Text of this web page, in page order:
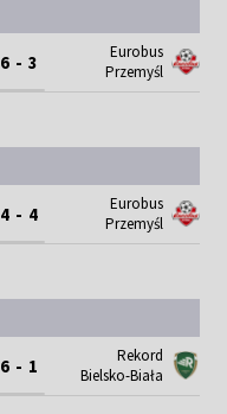
6 - 3
Eurobus
Przemyśl
4 - 4
Eurobus
Przemyśl
6 - 1
Rekord
Bielsko-Biała